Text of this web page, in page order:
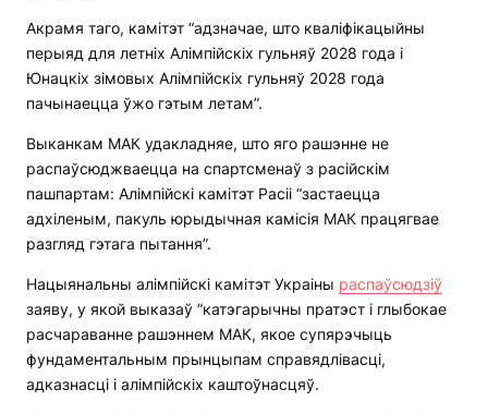
Акрамя таго, камітэт “адзначае, што кваліфікацыйны
перыяд для летніх Алімпійскіх гульняў 2028 года і
Юнацкіх зімовых Алімпійскіх гульняў 2028 года
пачынаецца ўжо гэтым летам”.
Выканкам МАК удакладняе, што яго рашэнне не
распаўсюджваецца на спартсменаў з расійскім
пашпартам: Алімпійскі камітэт Расіі “застаецца
адхіленым, пакуль юрыдычная камісія МАК працягвае
разгляд гэтага пытання”.
Нацыянальны алімпійскі камітэт Украіны распаўсюдзіў
заяву, у якой выказаў “катэгарычны пратэст і глыбокае
расчараванне рашэннем МАК, якое супярэчыць
фундаментальным прынцыпам справядлівасці,
адказнасці і алімпійскіх каштоўнасцяў.